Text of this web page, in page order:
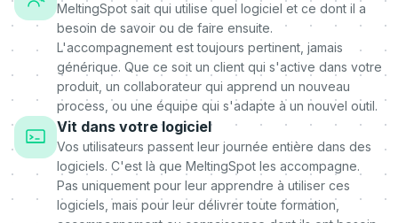
MeltingSpot sait qui utilise quel logiciel et ce dont il a
besoin de savoir ou de faire ensuite.
L'accompagnement est toujours pertinent, jamais
générique. Que ce soit un client qui s'active dans votre
produit, un collaborateur qui apprend un nouveau
process, ou une équipe qui s'adapte à un nouvel outil.
Vit dans votre logiciel
Vos utilisateurs passent leur journée entière dans des
logiciels. C'est là que MeltingSpot les accompagne.
Pas uniquement pour leur apprendre à utiliser ces
logiciels, mais pour leur délivrer toute formation,